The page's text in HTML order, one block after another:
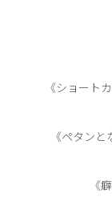
《ショート
《ペタン
《